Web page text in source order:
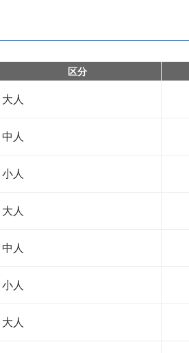
区分
大人
中人
小人
大人
中人
小人
大人